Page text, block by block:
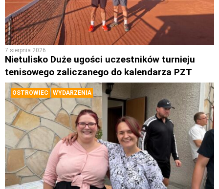
7 sierpnia 2026
Nietulisko Duże ugości uczestników turnieju
tenisowego zaliczanego do kalendarza PZT
OSTROWIEC WYDARZENIA